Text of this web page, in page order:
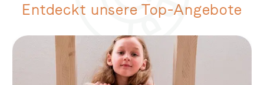
Entdeckt unsere Top-Angebote